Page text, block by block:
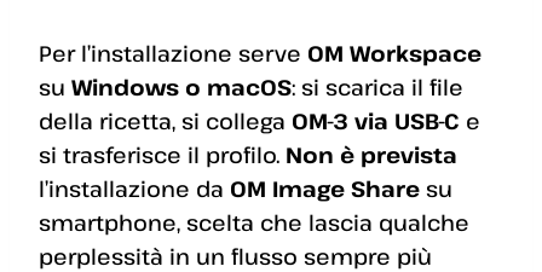
Per l’installazione serve OM Workspace
su Windows o macOS: si scarica il file
della ricetta, si collega OM-3 via USB-C e
si trasferisce il profilo. Non è prevista
l’installazione da OM Image Share su
smartphone, scelta che lascia qualche
perplessità in un flusso sempre più